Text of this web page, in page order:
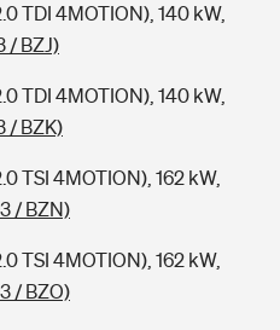
TDI 4MOTION), 140 kW,
/ BZJ)
TDI 4MOTION), 140 kW,
/ BZK)
TSI 4MOTION), 162 kW,
/ BZN)
TSI 4MOTION), 162 kW,
/ BZO)